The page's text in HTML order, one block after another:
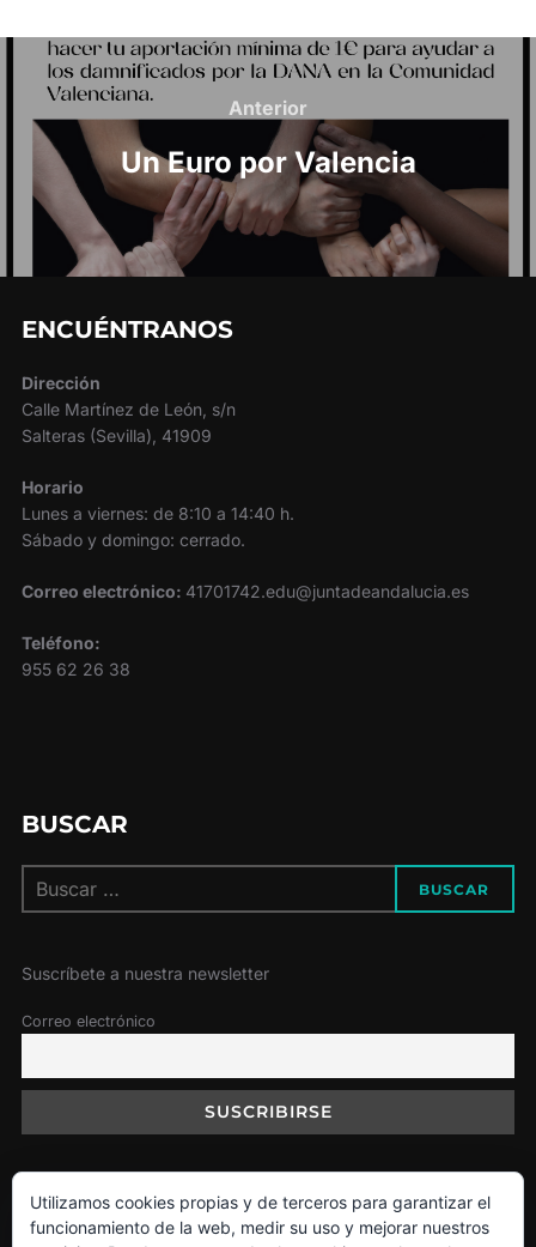
Navegación
de
entradas
Anterior
Anterior
Un Euro por Valencia
ENCUÉNTRANOS
Dirección
Calle Martínez de León, s/n
Salteras (Sevilla), 41909
Horario
Lunes a viernes: de 8:10 a 14:40 h.
Sábado y domingo: cerrado.
Correo electrónico: 41701742.edu@juntadeandalucia.es
Teléfono:
955 62 26 38
BUSCAR
BUSCAR
Suscríbete a nuestra newsletter
Correo electrónico
Política de Cookies
Utilizamos cookies propias y de terceros para garantizar el
funcionamiento de la web, medir su uso y mejorar nuestros